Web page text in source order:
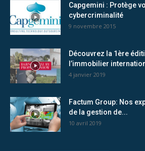
Capgemini : Protège
cybercriminalité
9 novembre 2015
Découvrez la 1ère
l’immobilier
4 janvier 2019
Factum Group: Nos
de la gestion de...
10 avril 2019